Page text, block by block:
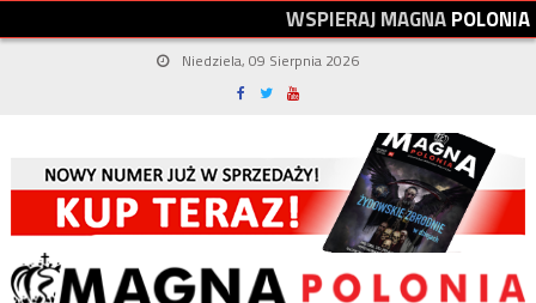
WSPIERAJMAGNAPOLONIA
Niedziela, 09 Sierpnia 2026